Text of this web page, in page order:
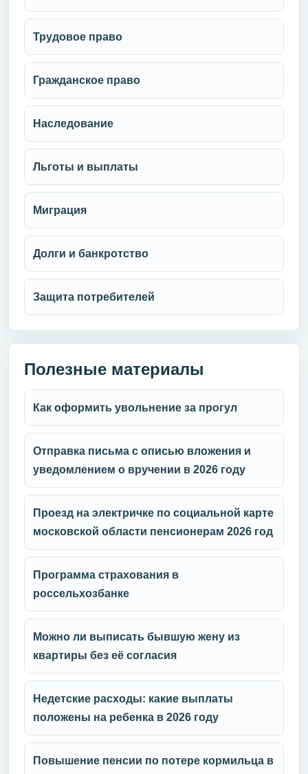
Трудовое право
Гражданское право
Наследование
Льготы и выплаты
Миграция
Долги и банкротство
Защита потребителей
Полезные материалы
Как оформить увольнение за прогул
Отправка письма с описью вложения и
уведомлением о вручении в 2026 году
Проезд на электричке по социальной карте
московской области пенсионерам 2026 год
Программа страхования в
россельхозбанке
Можно ли выписать бывшую жену из
квартиры без её согласия
Недетские расходы: какие выплаты
положены на ребенка в 2026 году
Повышение пенсии по потере кормильца в